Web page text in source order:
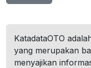
KatadataOTO
yang merupakan
menyajikan